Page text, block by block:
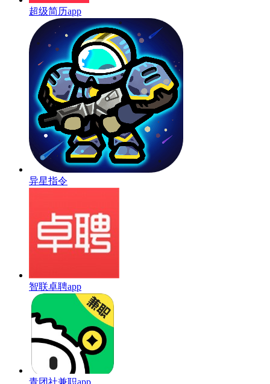
超级简历app
异星指令
智联卓聘app
青团社兼职app